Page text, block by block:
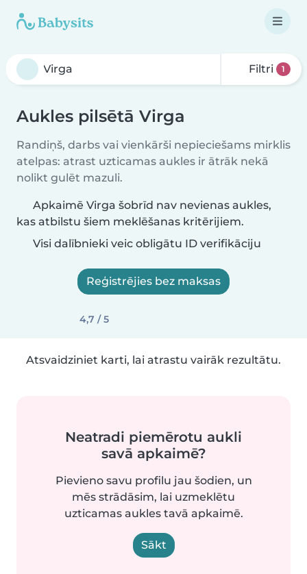
Filtri 1
Aukles pilsētā Virga
Randiņš, darbs vai vienkārši nepieciešams mirklis
atelpas: atrast uzticamas aukles ir ātrāk nekā
nolikt gulēt mazuli.
Apkaimē Virga šobrīd nav nevienas aukles,
kas atbilstu šiem meklēšanas kritērijiem.
Visi dalībnieki veic obligātu ID verifikāciju
Reģistrējies bez maksas
4,7 / 5
Atsvaidziniet karti, lai atrastu vairāk rezultātu.
Neatradi piemērotu aukli
savā apkaimē?
Pievieno savu profilu jau šodien, un
mēs strādāsim, lai uzmeklētu
uzticamas aukles tavā apkaimē.
Sākt